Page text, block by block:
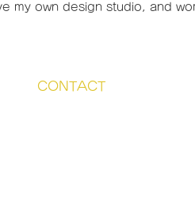
my own design studio, and
CONTACT